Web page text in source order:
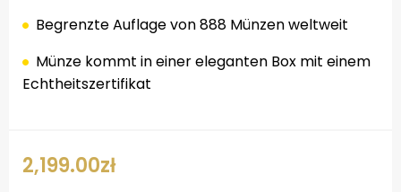
Begrenzte Auflage von 888 Münzen weltweit
Münze kommt in einer eleganten Box mit einem
Echtheitszertifikat
2,199.00zł